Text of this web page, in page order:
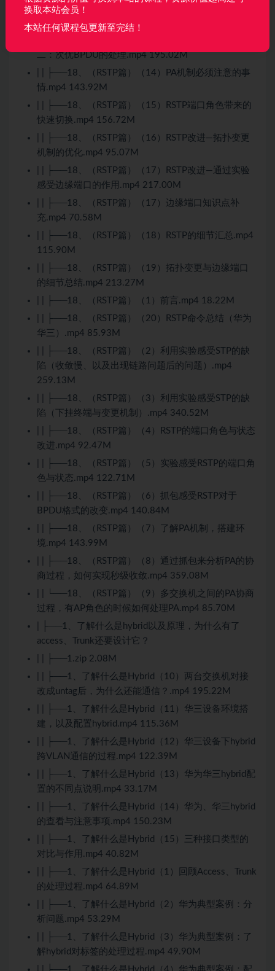
| | ├──18、（RSTP篇）（12）通过两个实验现象再
次加深PA的理解.mp4 309.36M
二：次优BPDU的处理.mp4 195.02M
| | ├──18、（RSTP篇）（14）PA机制必须注意的事
情.mp4 143.92M
| | ├──18、（RSTP篇）（15）RSTP端口角色带来的
快速切换.mp4 156.72M
| | ├──18、（RSTP篇）（16）RSTP改进—拓扑变更
机制的优化.mp4 95.07M
| | ├──18、（RSTP篇）（17）RSTP改进—通过实验
感受边缘端口的作用.mp4 217.00M
| | ├──18、（RSTP篇）（17）边缘端口知识点补
充.mp4 70.58M
| | ├──18、（RSTP篇）（18）RSTP的细节汇总.mp4
115.90M
| | ├──18、（RSTP篇）（19）拓扑变更与边缘端口
的细节总结.mp4 213.27M
| | ├──18、（RSTP篇）（1）前言.mp4 18.22M
| | ├──18、（RSTP篇）（20）RSTP命令总结（华为
华三）.mp4 85.93M
| | ├──18、（RSTP篇）（2）利用实验感受STP的缺
陷（收敛慢、以及出现链路问题后的问题）.mp4
259.13M
| | ├──18、（RSTP篇）（3）利用实验感受STP的缺
陷（下挂终端与变更机制）.mp4 340.52M
| | ├──18、（RSTP篇）（4）RSTP的端口角色与状态
改进.mp4 92.47M
| | ├──18、（RSTP篇）（5）实验感受RSTP的端口角
色与状态.mp4 122.71M
| | ├──18、（RSTP篇）（6）抓包感受RSTP对于
BPDU格式的改变.mp4 140.84M
| | ├──18、（RSTP篇）（7）了解PA机制，搭建环
境.mp4 143.99M
| | ├──18、（RSTP篇）（8）通过抓包来分析PA的协
商过程，如何实现秒级收敛.mp4 359.08M
| | └──18、（RSTP篇）（9）多交换机之间的PA协商
过程，有AP角色的时候如何处理PA.mp4 85.70M
| ├──1、了解什么是hybrid以及原理，为什么有了
access、Trunk还要设计它？
| | ├──1.zip 2.08M
| | ├──1、了解什么是Hybrid（10）两台交换机对接
改成untag后，为什么还能通信？.mp4 195.22M
| | ├──1、了解什么是Hybrid（11）华三设备环境搭
建，以及配置hybrid.mp4 115.36M
| | ├──1、了解什么是Hybrid（12）华三设备下hybrid
跨VLAN通信的过程.mp4 122.39M
| | ├──1、了解什么是Hybrid（13）华为华三hybrid配
置的不同点说明.mp4 33.17M
| | ├──1、了解什么是Hybrid（14）华为、华三hybrid
的查看与注意事项.mp4 150.23M
| | ├──1、了解什么是Hybrid（15）三种接口类型的
对比与作用.mp4 40.82M
| | ├──1、了解什么是Hybrid（1）回顾Access、Trunk
的处理过程.mp4 64.89M
| | ├──1、了解什么是Hybrid（2）华为典型案例：分
析问题.mp4 53.29M
| | ├──1、了解什么是Hybrid（3）华为典型案例：了
解hybrid对标签的处理过程.mp4 49.90M
换取本站会员！
本站任何课程包更新至完结！